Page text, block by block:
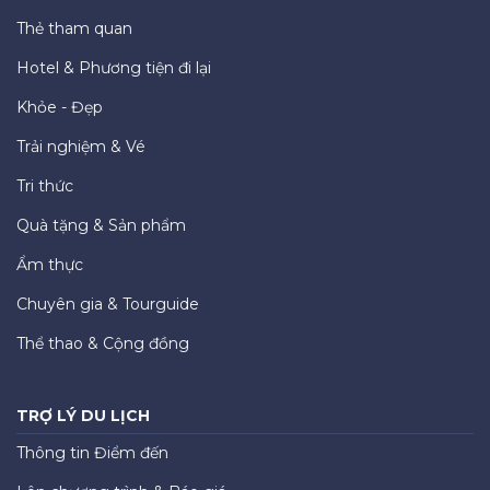
Thẻ tham quan
Hotel & Phương tiện đi lại
Khỏe - Đẹp
Trải nghiệm & Vé
Tri thức
Quà tặng & Sản phẩm
Ẩm thực
Chuyên gia & Tourguide
Thể thao & Cộng đồng
TRỢ LÝ DU LỊCH
Thông tin Điểm đến